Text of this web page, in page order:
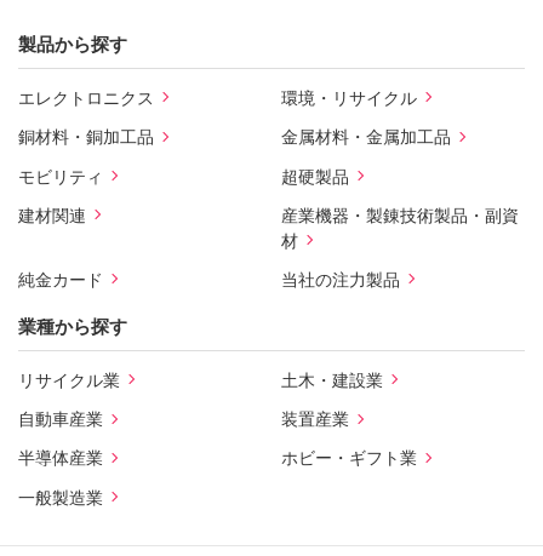
製品から探す
エレクトロニクス 環境・リサイクル
銅材料・銅加工品 金属材料・金属加工品
モビリティ 超硬製品
建材関連
産業機器・製錬技術製品・副資
材
純金カード 当社の注力製品
業種から探す
リサイクル業 土木・建設業
自動車産業 装置産業
半導体産業 ホビー・ギフト業
一般製造業